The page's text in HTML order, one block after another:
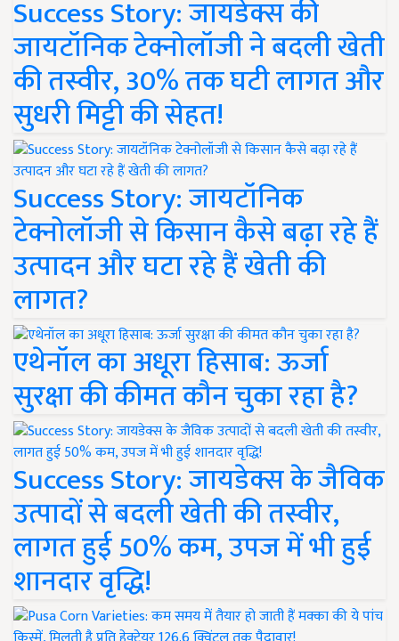
Success Story: जायडेक्स की
जायटॉनिक टेक्नोलॉजी ने बदली खेती
की तस्वीर, 30% तक घटी लागत और
सुधरी मिट्टी की सेहत!
Success Story: जायटॉनिक
टेक्नोलॉजी से किसान कैसे बढ़ा रहे हैं
उत्पादन और घटा रहे हैं खेती की
लागत?
एथेनॉल का अधूरा हिसाब: ऊर्जा
सुरक्षा की कीमत कौन चुका रहा है?
Success Story: जायडेक्स के जैविक
उत्पादों से बदली खेती की तस्वीर,
लागत हुई 50% कम, उपज में भी हुई
शानदार वृद्धि!